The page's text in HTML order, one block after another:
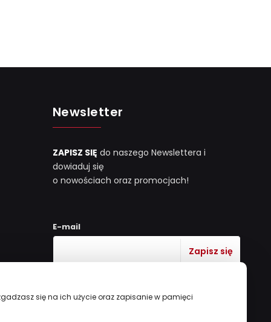
Newsletter
ZAPISZ SIĘ do naszego Newslettera i
dowiaduj się
o nowościach oraz promocjach!
E-mail
się na ich użycie oraz zapisanie w pamięci